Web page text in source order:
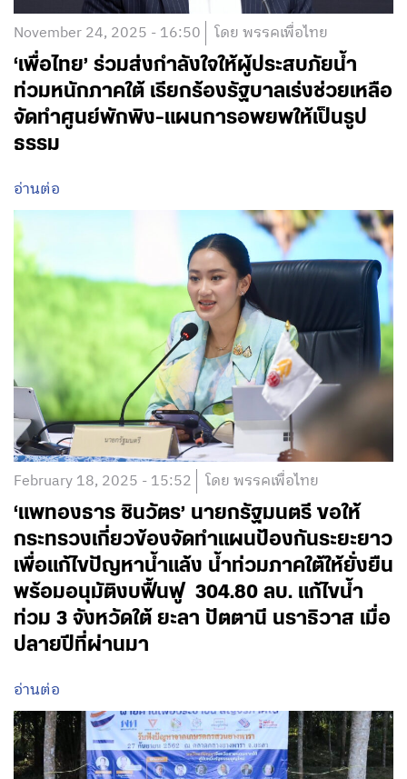
November 24, 2025 - 16:50 โดย พรรคเพื่อไทย
‘เพื่อไทย’ ร่วมส่งกำลังใจให้ผู้ประสบภัยน้ำ
ท่วมหนักภาคใต้ เรียกร้องรัฐบาลเร่งช่วยเหลือ
จัดทำศูนย์พักพิง-แผนการอพยพให้เป็นรูป
ธรรม
อ่านต่อ
February 18, 2025 - 15:52 โดย พรรคเพื่อไทย
‘แพทองธาร ชินวัตร’ นายกรัฐมนตรี ขอให้
กระทรวงเกี่ยวข้องจัดทำแผนป้องกันระยะยาว
เพื่อแก้ไขปัญหาน้ำแล้ง น้ำท่วมภาคใต้ให้ยั่งยืน
พร้อมอนุมัติงบฟื้นฟู 304.80 ลบ. แก้ไขน้ำ
ท่วม 3 จังหวัดใต้ ยะลา ปัตตานี นราธิวาส เมื่อ
ปลายปีที่ผ่านมา
อ่านต่อ